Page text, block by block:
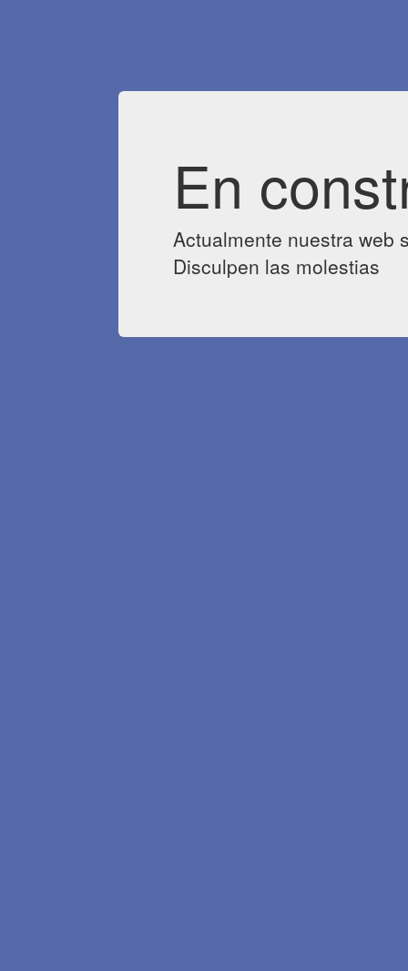
En
Actualmente nuestra web
Disculpen las molestias